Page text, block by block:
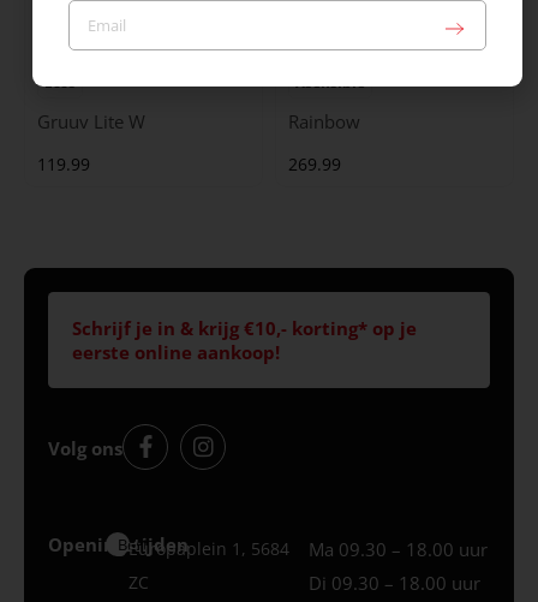
Ecco
Gruuv Lite W
119.99
Xsensible
Rainbow
269.99
Schrijf je in & krijg €10,- korting* op je
eerste online aankoop!
Volg ons
Openingstijden
Best
Europaplein 1, 5684
ZC
Ma 09.30 – 18.00 uur
Di 09.30 – 18.00 uur